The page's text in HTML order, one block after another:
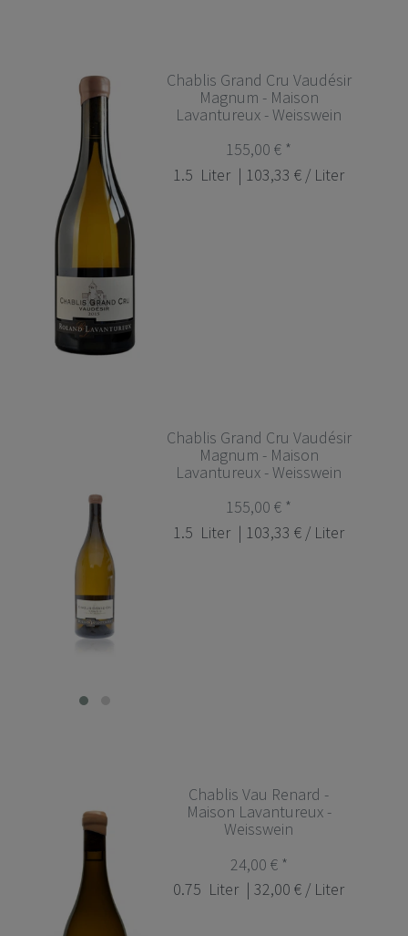
Chablis Grand Cru Vaudésir
Magnum - Maison
Lavantureux - Weisswein
155,00 € *
1.5 Liter | 103,33 € / Liter
Chablis Grand Cru Vaudésir
Magnum - Maison
Lavantureux - Weisswein
155,00 € *
1.5 Liter | 103,33 € / Liter
Chablis Vau Renard -
Maison Lavantureux -
Weisswein
24,00 € *
0.75 Liter | 32,00 € / Liter